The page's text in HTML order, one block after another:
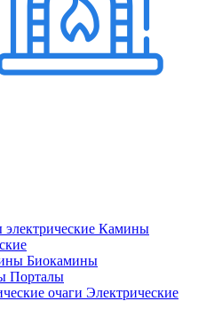
Камины
Биокамины
Порталы
Электрические